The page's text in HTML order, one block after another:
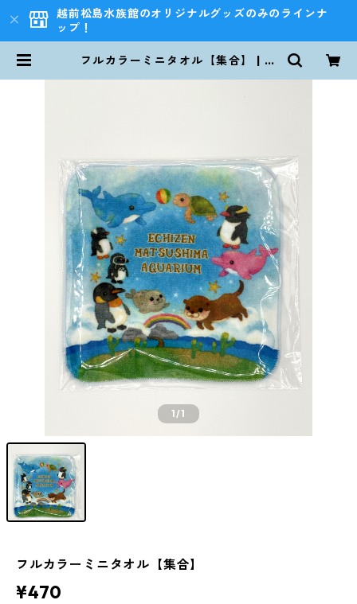
越前松島水族館のオリジナルグッズのみのラインナ
ップ！
フルカラーミニタオル【集合】 | 越
1/1
フルカラーミニタオル【集合】
¥470